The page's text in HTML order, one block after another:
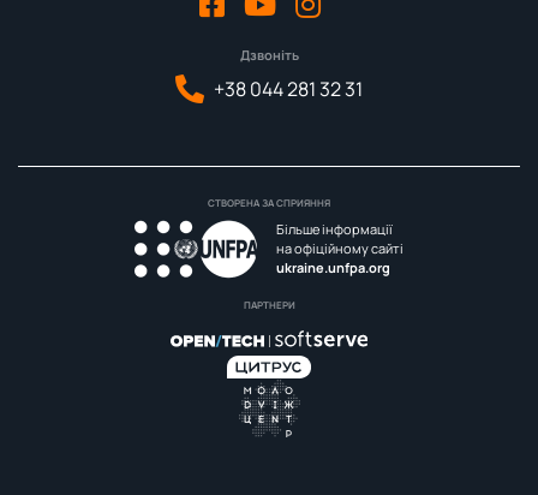
Дзвоніть
+38 044 281 32 31
СТВОРЕНА ЗА СПРИЯННЯ
Більше інформації
на офіційному сайті
ukraine.unfpa.org
ПАРТНЕРИ